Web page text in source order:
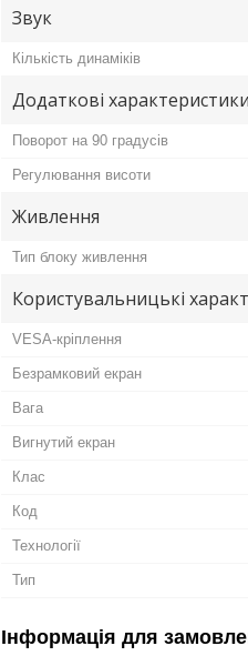
Звук
Кількість динаміків
Додаткові характеристики
Поворот на 90 градусів
Регулювання висоти
Живлення
Тип блоку живлення
Користувальницькі
VESA-кріплення
Безрамковий екран
Вага
Вигнутий екран
Клас
Код
Технології
Тип
Інформація для